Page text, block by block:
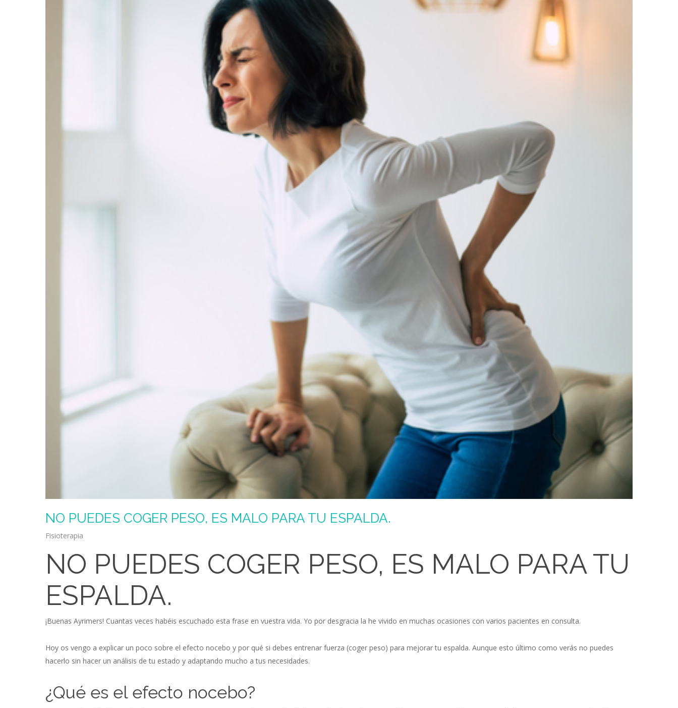
NO PUEDES COGER PESO, ES MALO PARA TU ESPALDA.
Fisioterapia
NO PUEDES COGER PESO, ES MALO PARA TU
ESPALDA.
¡Buenas Ayrimers! Cuantas veces habéis escuchado esta frase en vuestra vida. Yo por desgracia la he vivido en muchas ocasiones con varios pacientes en consulta.
Hoy os vengo a explicar un poco sobre el efecto nocebo y por qué si debes entrenar fuerza (coger peso) para mejorar tu espalda. Aunque esto último como verás no puedes
hacerlo sin hacer un análisis de tu estado y adaptando mucho a tus necesidades.
¿Qué es el efecto nocebo?